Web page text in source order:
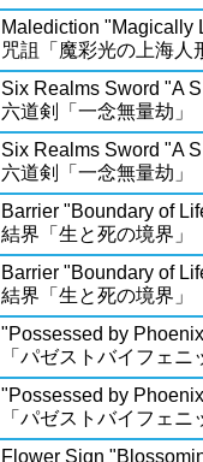
Malediction "Magically
咒詛「魔彩光の上海人
Six Realms Sword "A
六道剣「一念無量劫」
Six Realms Sword "A
六道剣「一念無量劫」
Barrier "Boundary of
結界「生と死の境界」
Barrier "Boundary of
結界「生と死の境界」
"Possessed by
「パゼストバイフェニ
"Possessed by
「パゼストバイフェニ
Flower Sign